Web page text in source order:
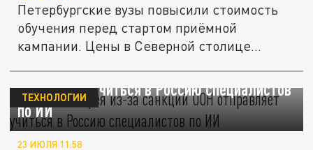
Петербургские вузы повысили стоимость
обучения перед стартом приёмной
кампании. Цены в Северной столице
Северная Корея из-за санкций ООН
отправляет учиться в Россию специалистов
по ИИ
ТЕХНОЛОГИИ
23 ИЮЛЯ 11:58